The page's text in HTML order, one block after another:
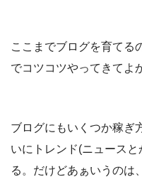
ここまでブログを育てる
でコツコツやってきてよ
ブログにもいくつか稼ぎ
いにトレンド(ニュース
る。だけどあぁいうのは